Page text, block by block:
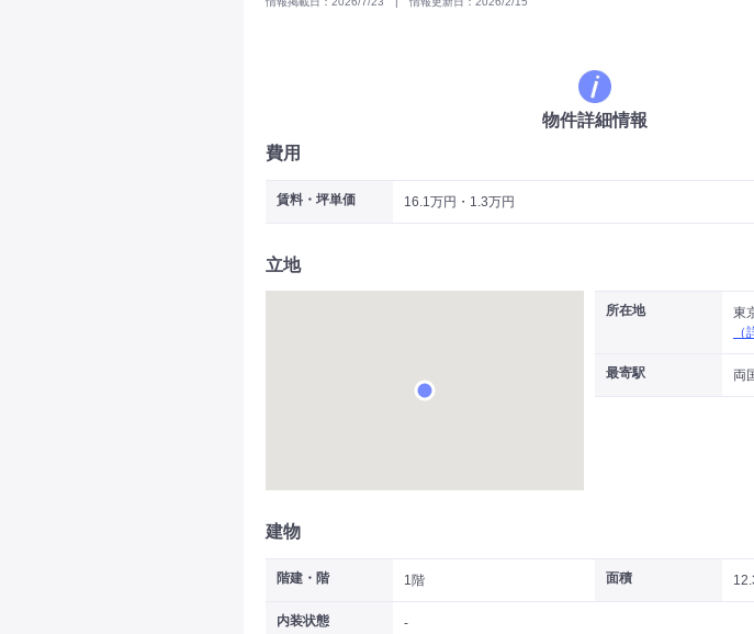
物件詳細情報
費用
賃料・坪単価 16.1万円・1.3万円
立地
所在地
東
最寄駅 両
建物
階建・階 1階 面積
内装状態 -